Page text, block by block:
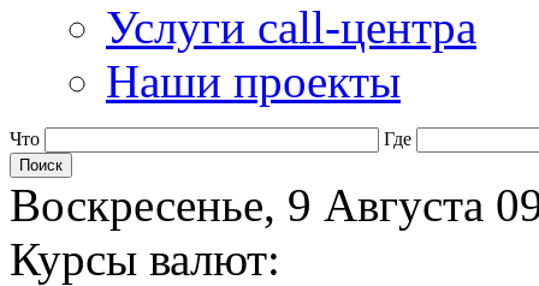
Услуги call-центра
Наши проекты
Что Где
Воскресенье, 9 Августа
Курсы валют: